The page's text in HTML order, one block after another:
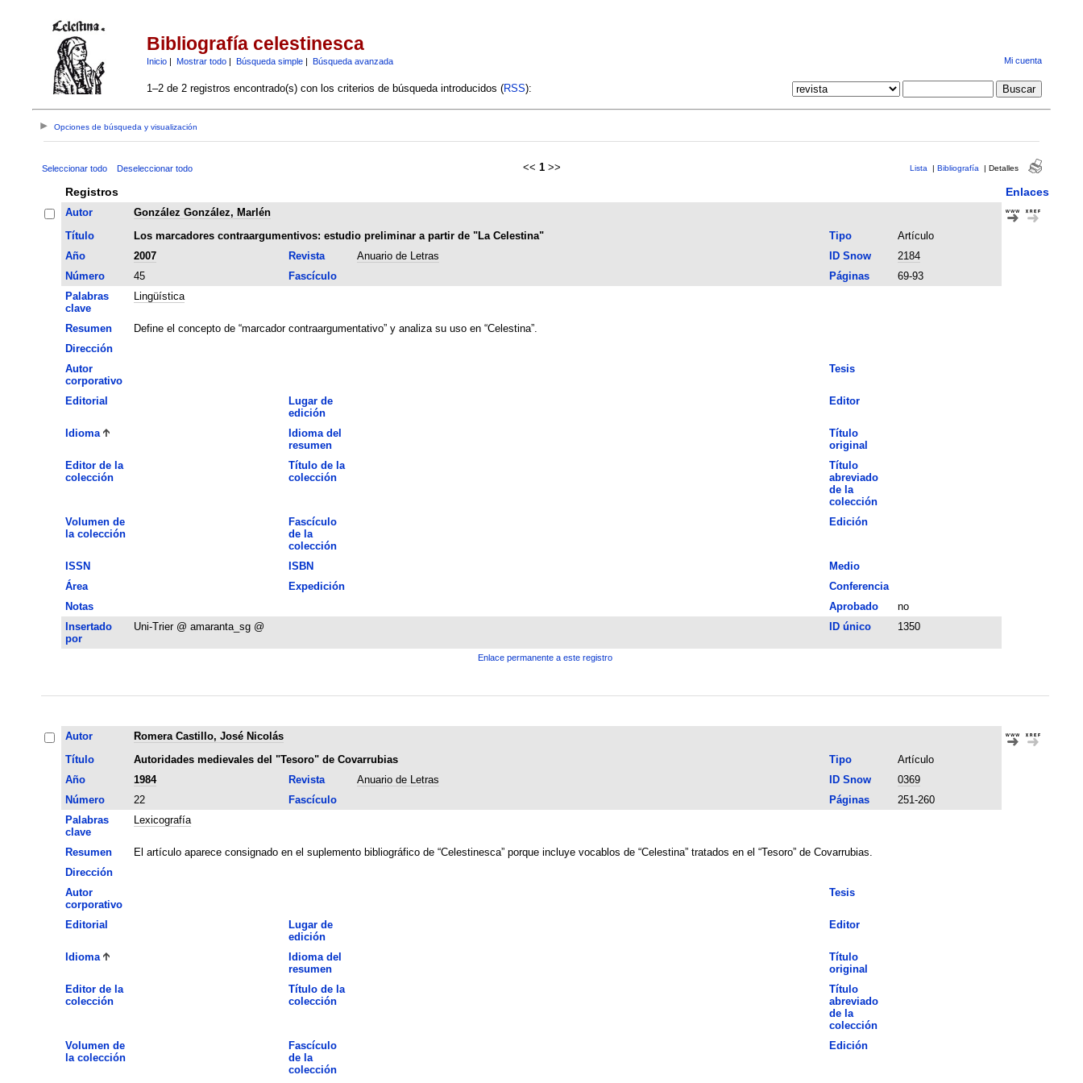
Bibliografía celestinesca
Inicio| Mostrar todo| Búsqueda simple| Búsqueda avanzada Mi cuenta
1–2 de 2 registros encontrado(s) con los criterios de búsqueda introducidos (RSS):
Opciones de búsqueda y visualización
Seleccionar todo Deseleccionar todo << 1 >> Lista | Bibliografía | Detalles
Registros Enlaces
Autor
González González, Marlén
Título
Los marcadores contraargumentivos: estudio preliminar a partir de "La Celestina" Tipo
Artículo
Año
2007 Revista Anuario de Letras ID Snow
2184
Número
45 Fascículo Páginas
69-93
Palabras
clave
Lingüística
Resumen
Define el concepto de “marcador contraargumentativo” y analiza su uso en “Celestina”.
Dirección
Autor
corporativo
Tesis
Editorial
Lugar de
edición
Editor
Idioma
Idioma del
resumen
Título
original
Editor de la
colección
Título de la
colección
Título
abreviado
de la
colección
Volumen de
la colección
Fascículo
de la
colección
Edición
ISSN ISBN
Medio
Área
Expedición
Conferencia
Notas
Aprobado
no
Insertado
por
Uni-Trier @ amaranta_sg @ ID único 1350
Enlace permanente a este registro
Autor
Romera Castillo, José Nicolás
Título
Autoridades medievales del "Tesoro" de Covarrubias Tipo
Artículo
Año
1984 Revista Anuario de Letras ID Snow
0369
Número
22 Fascículo Páginas
251-260
Palabras
clave
Lexicografía
Resumen
El artículo aparece consignado en el suplemento bibliográfico de “Celestinesca” porque incluye vocablos de “Celestina” tratados en el “Tesoro” de Covarrubias.
Dirección
Autor
corporativo
Tesis
Editorial
Lugar de
edición
Editor
Idioma
Idioma del
resumen
Título
original
Editor de la
colección
Título de la
colección
Título
abreviado
de la
colección
Volumen de
la colección
Fascículo
de la
colección
Edición